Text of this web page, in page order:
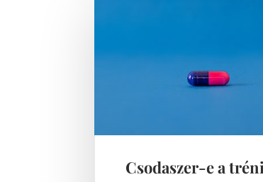
Csodaszer-e a